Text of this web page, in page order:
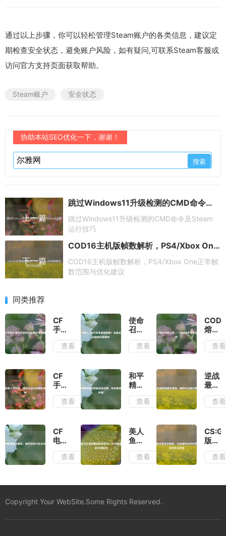
通过以上步骤，你可以轻松管理Steam账户的各类信息，建议定
期检查安全状态，避免账户风险，如有疑问,可联系Steam客服或
访问官方支持页面获取帮助。
Steam账户 安全状态
协助本站SEO优化一下，谢谢！
上一篇
跳过Windows11升级检测的CMD命令及Steam运行技巧
跳过Windows11升级检测的CMD命令及Steam
运行技巧
下一篇
COD16主机版帧数解析，PS4/Xbox One正常帧数范围与优化建议
COD16主机版帧数解析，PS4/Xbox One正常帧
数范围与优化建议
同类推荐
CF
手游
比赛
号与
防护
全攻
略
查看
使命
召唤
16，
现代
更
新！
全新
战役
深度
解析
查看
熔炉
终局
之战
战术
与生
存全
解析
查看
CF
手游
愚人
节特
玩法
与惊
喜彩
蛋全
查看
和平
精英
快速
获取
略，
轻松
解锁
心仪
查看
逆战
最刺
激模
式推
玩法
最过
瘾？
查看
CF
电脑
配置
需求
硬件
与优
攻略
查看
美人
鱼与
王者
荣耀
动，
碰撞
业价
查看
版本
演变
全解
源到
本差
查看
Copyright Your WebSite.Some Rights Reserved.